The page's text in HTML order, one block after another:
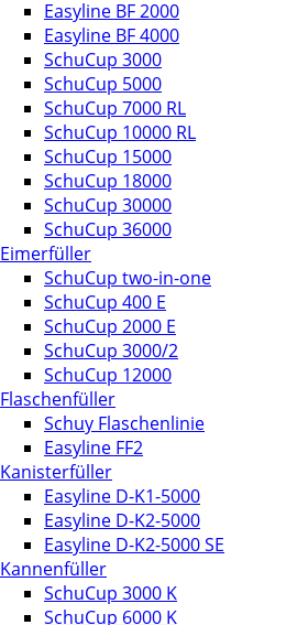
Easyline BF 2000
Easyline BF 4000
SchuCup 3000
SchuCup 5000
SchuCup 7000 RL
SchuCup 10000 RL
SchuCup 15000
SchuCup 18000
SchuCup 30000
SchuCup 36000
Eimerfüller
SchuCup two-in-one
SchuCup 400 E
SchuCup 2000 E
SchuCup 3000/2
SchuCup 12000
Flaschenfüller
Schuy Flaschenlinie
Easyline FF2
Kanisterfüller
Easyline D-K1-5000
Easyline D-K2-5000
Easyline D-K2-5000 SE
Kannenfüller
SchuCup 3000 K
SchuCup 6000 K